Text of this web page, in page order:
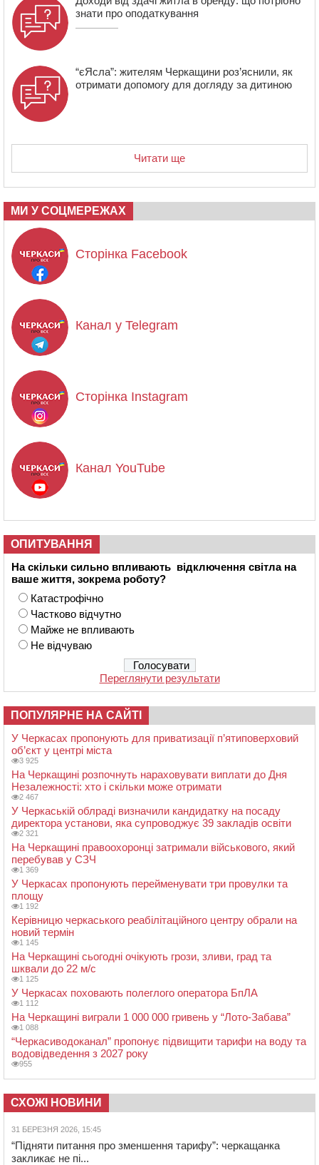
знати про оподаткування
“єЯсла”: жителям Черкащини роз’яснили, як
отримати допомогу для догляду за дитиною
Читати ще
МИ У СОЦМЕРЕЖАХ
Сторінка Facebook
Канал у Telegram
Сторінка Instagram
Канал YouTube
ОПИТУВАННЯ
На скільки сильно впливають відключення світла на
ваше життя, зокрема роботу?
Катастрофічно
Частково відчутно
Майже не впливають
Не відчуваю
Переглянути результати
ПОПУЛЯРНЕ НА САЙТІ
У Черкасах пропонують для приватизації п’ятиповерховий
об’єкт у центрі міста
3 925
На Черкащині розпочнуть нараховувати виплати до Дня
Незалежності: хто і скільки може отримати
2 467
У Черкаській облраді визначили кандидатку на посаду
директора установи, яка супроводжує 39 закладів освіти
2 321
На Черкащині правоохоронці затримали військового, який
перебував у СЗЧ
1 369
У Черкасах пропонують перейменувати три провулки та
площу
1 192
Керівницю черкаського реабілітаційного центру обрали на
новий термін
1 145
На Черкащині сьогодні очікують грози, зливи, град та
шквали до 22 м/с
1 125
У Черкасах поховають полеглого оператора БпЛА
1 112
На Черкащині виграли 1 000 000 гривень у “Лото-Забава”
1 088
“Черкасиводоканал” пропонує підвищити тарифи на воду та
водовідведення з 2027 року
955
СХОЖІ НОВИНИ
31 БЕРЕЗНЯ 2026, 15:45
“Підняти питання про зменшення тарифу”: черкащанка
закликає не пі...